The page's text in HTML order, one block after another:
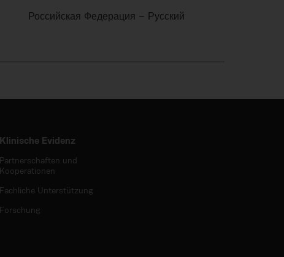
Российская Федерация – Русский
Klinische Evidenz
Partnerschaften und
Kooperationen
Fachliche Unterstützung
Forschung